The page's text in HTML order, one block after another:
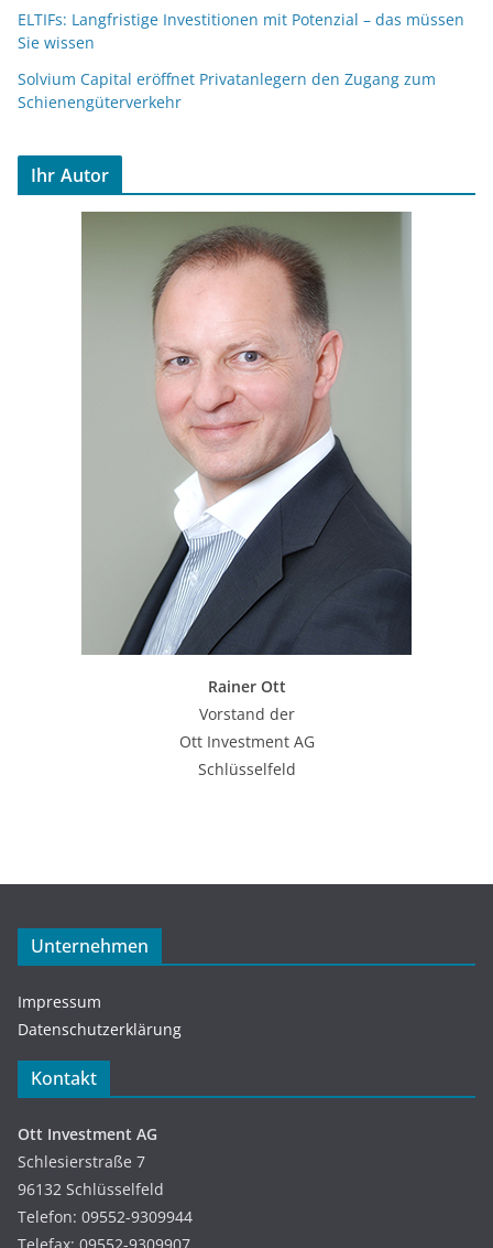
ELTIFs: Langfristige Investitionen mit Potenzial – das müssen
Sie wissen
Solvium Capital eröffnet Privatanlegern den Zugang zum
Schienengüterverkehr
Ihr Autor
Rainer Ott
Vorstand der
Ott Investment AG
Schlüsselfeld
Unternehmen
Impressum
Datenschutzerklärung
Kontakt
Ott Investment AG
Schlesierstraße 7
96132 Schlüsselfeld
Telefon: 09552-9309944
Telefax: 09552-9309907